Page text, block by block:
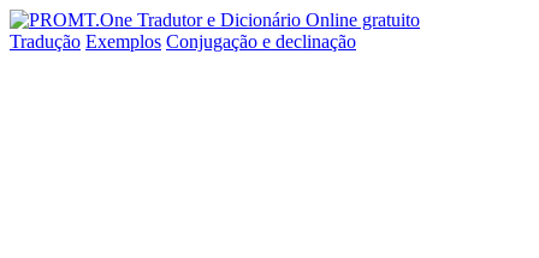
Tradução Exemplos Conjugação e declinação